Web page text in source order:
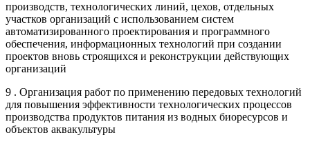
производств, технологических линий, цехов, отдельных
участков организаций с использованием систем
автоматизированного проектирования и программного
обеспечения, информационных технологий при создании
проектов вновь строящихся и реконструкции действующих
организаций
9 . Организация работ по применению передовых технологий
для повышения эффективности технологических процессов
производства продуктов питания из водных биоресурсов и
объектов аквакультуры